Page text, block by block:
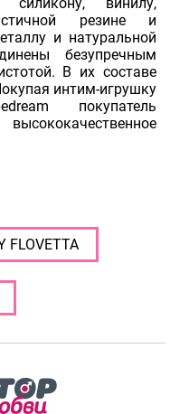
резине и
и натуральной
безупречным
В их составе
интим-игрушку
покупатель
FLOVETTA